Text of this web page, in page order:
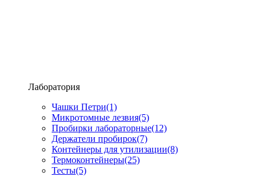
Лаборатория
Чашки Петри(1)
Микротомные лезвия(5)
Пробирки лабораторные(12)
Держатели пробирок(7)
Контейнеры для утилизации(8)
Термоконтейнеры(25)
Тесты(5)